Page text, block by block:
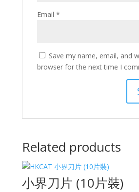
Email *
Save my name, email, and
browser for the next time I
Related products
小界刀片 (10片裝)